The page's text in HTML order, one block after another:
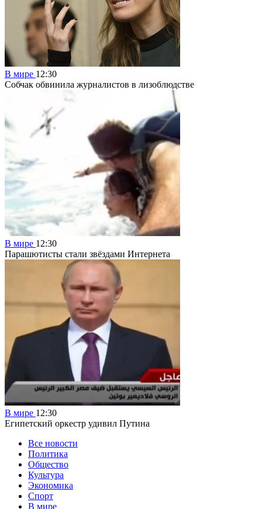
В мире 12:30
Собчак обвинила журналистов в лизоблюдстве
В мире 12:30
Парашютисты стали звёздами Интернета
В мире 12:30
Египетский оркестр удивил Путина
Все новости
Политика
Общество
Культура
Экономика
Спорт
В мире